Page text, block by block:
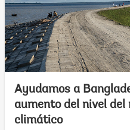
Ayudamos a
aumento del nivel del
climático